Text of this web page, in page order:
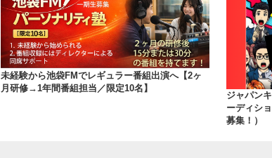
未経験から池袋FMでレギュラー番組出演へ【2ヶ
月研修→1年間番組担当／限定10名】
ジャパン
ーディシ
募集！）